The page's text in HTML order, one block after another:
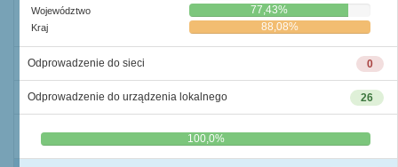
Województwo 77,43%
Kraj 88,08%
0
Odprowadzenie do sieci
26
Odprowadzenie do urządzenia lokalnego
0,0% 100,0%